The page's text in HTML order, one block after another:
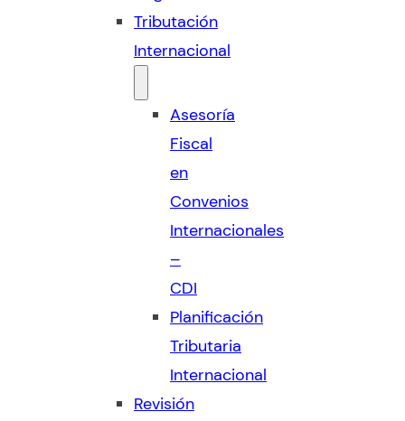
Tributación
Internacional
Asesoría
Fiscal
en
Convenios
Internacionales
–
CDI
Planificación
Tributaria
Internacional
Revisión